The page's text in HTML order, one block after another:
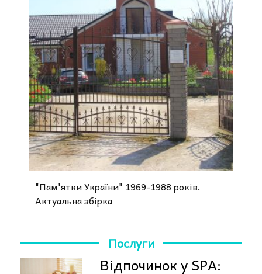
"Пам'ятки України" 1969-1988 років.
Актуальна збірка
Послуги
Відпочинок у SPA: